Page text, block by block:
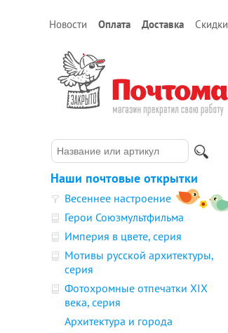
Новости Оплата Доставка Скидки
Наши почтовые открытки
Весеннее настроение
Герои Союзмультфильма
Империя в цвете, серия
Мотивы русской архитектуры,
серия
Фотохромные отпечатки XIX
века, серия
Архитектура и города